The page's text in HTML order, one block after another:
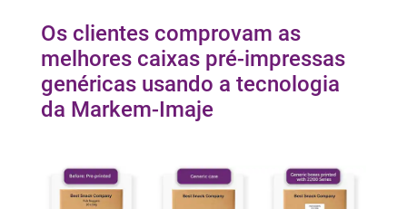
Os clientes comprovam as
melhores caixas pré-impressas
genéricas usando a tecnologia
da Markem-Imaje​